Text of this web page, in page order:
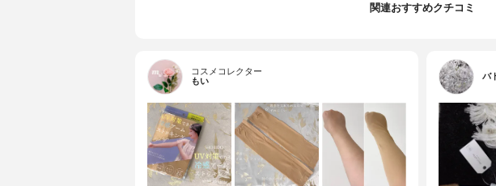
関連おすすめクチコミ
コスメコレクター
もい
バ